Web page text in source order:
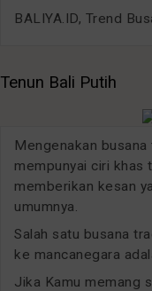
BALIYA.ID, Trend
Tenun Bali Putih
Mengenakan
mempunyai ciri khas
memberikan kesan
umumnya.
Salah satu busana
ke mancanegara
Jika Kamu memang